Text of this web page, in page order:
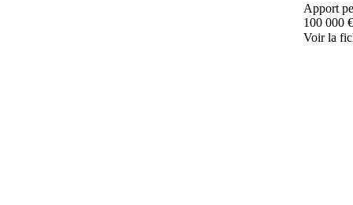
Apport
100 000 €
Voir la